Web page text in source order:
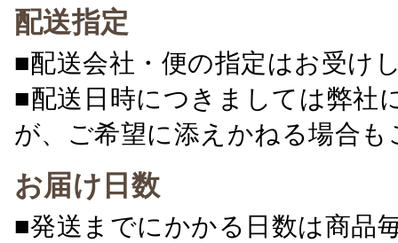
配送指定
■配送会社・便の指定はお受け
■配送日時につきましては弊社
が、ご希望に添えかねる場合
お届け日数
■発送までにかかる日数は商品